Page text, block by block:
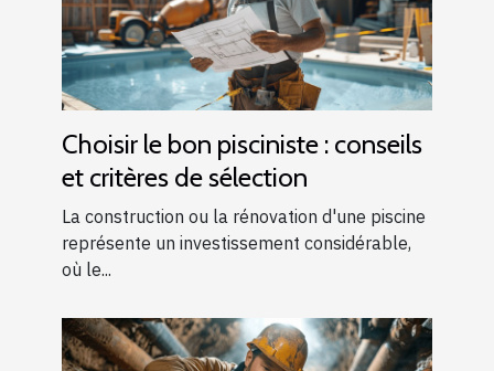
Choisir le bon pisciniste : conseils
et critères de sélection
La construction ou la rénovation d'une piscine
représente un investissement considérable,
où le...